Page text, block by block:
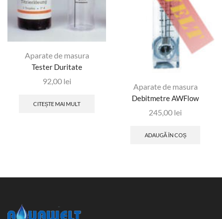
Aparate de masura
Tester Duritate
92,00 lei
CITEȘTE MAI MULT
Aparate de masura
Debitmetre AWFlow
245,00 lei
ADAUGĂ ÎN COȘ